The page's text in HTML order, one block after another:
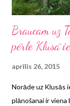
Braucam uz
pērle Klusā
aprīlis 26, 2015
Norāde uz Klusās
plānošanai ir